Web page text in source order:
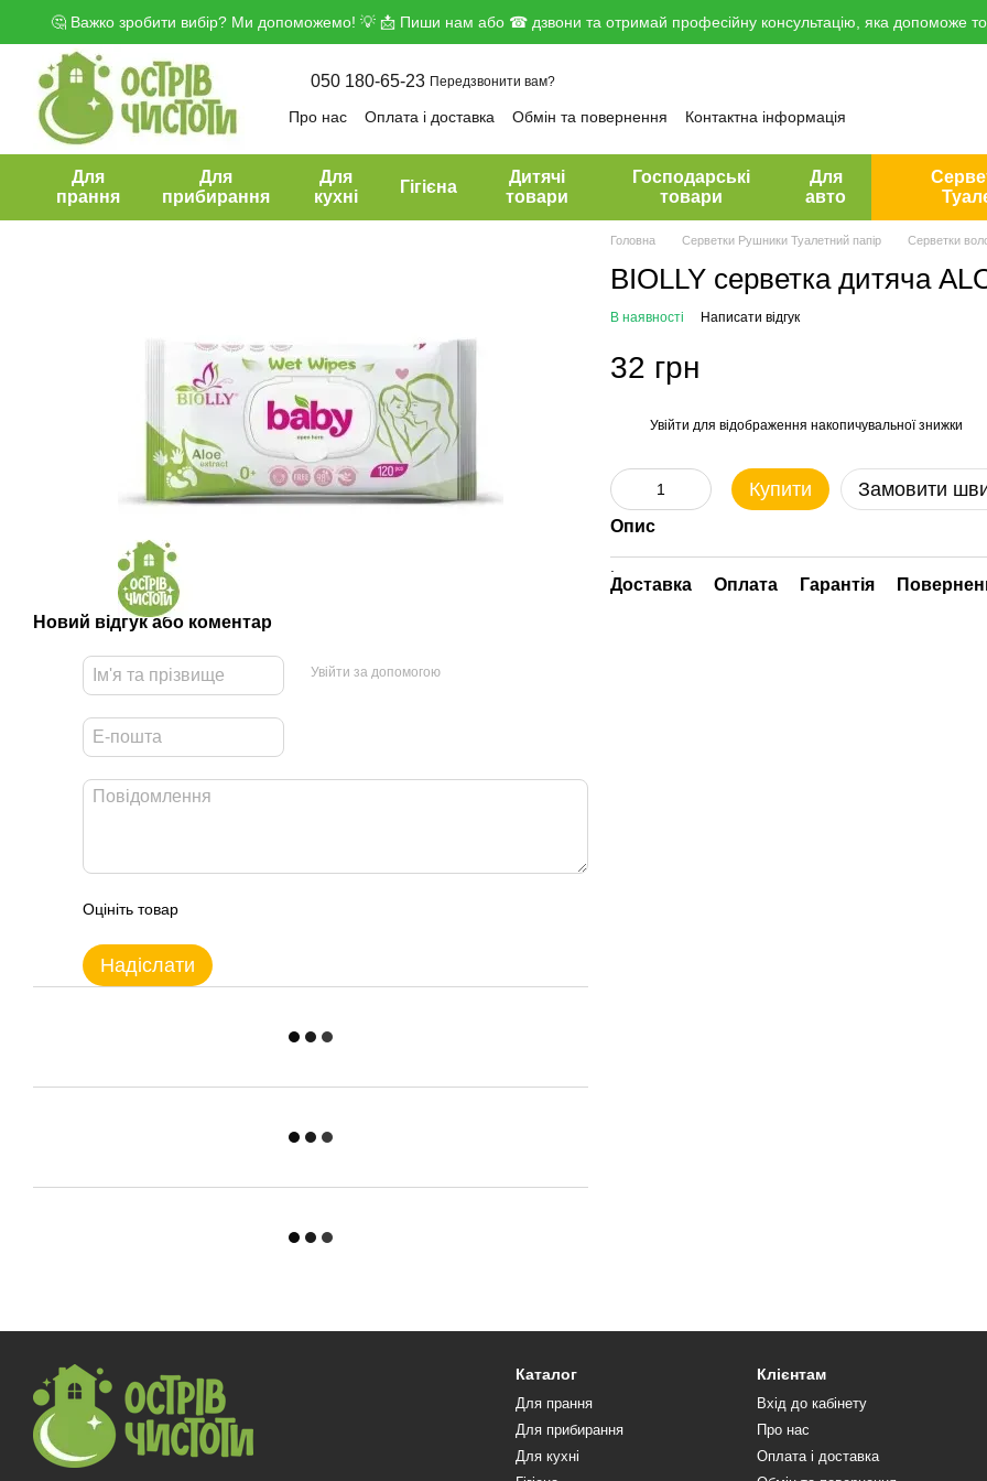
Перейти до основного контенту
🤔 Важко зробити вибір? Ми допоможемо! 💡 📩 Пиши нам або ☎ дзвони та отримай професійну консультацію, яка допоможе
050 180-65-23 Передзвонити вам?
Про нас Оплата і доставка Обмін та повернення
Контактна інформація
Для
прання
Для
прибирання
Для
кухні
Гігієна
Дитячі
товари
Господарські
товари
Для
авто
Новий відгук або коментар
Увійти за допомогою
Оцініть товар
Надіслати
Головна Серветки Рушники Туалетний папір Серветки
BIOLLY серветка дитяча
В наявності Написати відгук
32 грн
Увійти для відображення накопичувальної знижки
Купити Замовити
Опис
Доставка Оплата Гарантія
Каталог
Для прання
Для прибирання
Для кухні
Клієнтам
Вхід до кабінету
Про нас
Оплата і доставка